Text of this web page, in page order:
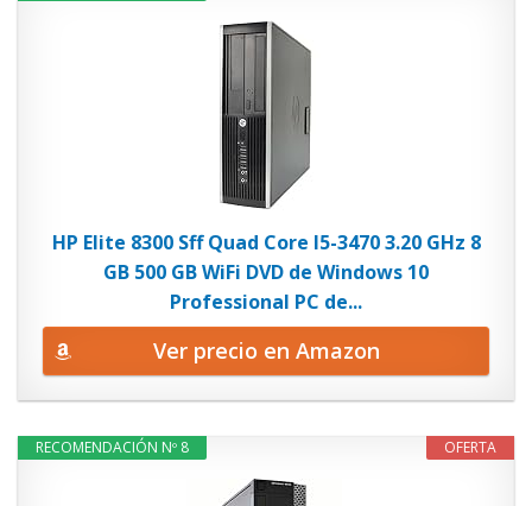
HP Elite 8300 Sff Quad Core I5-3470 3.20 GHz 8
GB 500 GB WiFi DVD de Windows 10
Professional PC de...
Ver precio en Amazon
OFERTA
RECOMENDACIÓN Nº 8